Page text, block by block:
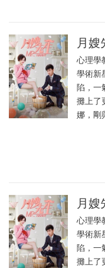
月嫂
心理學
學術新
陷，一
攤上了
娜，剛
月嫂
心理學
學術新
陷，一
攤上了